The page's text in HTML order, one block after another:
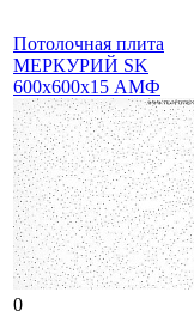
Потолочная плита
МЕРКУРИЙ SK
600x600x15 АМФ
0